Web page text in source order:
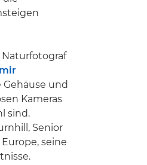
und
Kameras
sind.
Senior
seine